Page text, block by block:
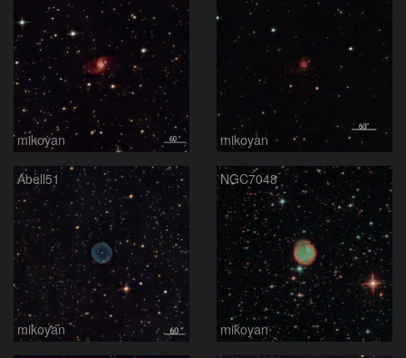
mikoyan mikoyan
Abell51
mikoyan
NGC7048
mikoyan